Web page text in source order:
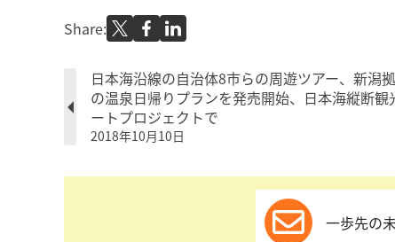
Share:
日本海沿線の自治体8市らの周遊ツアー、新潟
の温泉日帰りプランを発売開始、日本海縦断観
ートプロジェクトで
2018年10月10日
一歩先の